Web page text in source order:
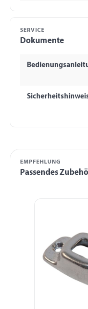
SERVICE
Dokumente
EMPFEHLUNG
Passendes